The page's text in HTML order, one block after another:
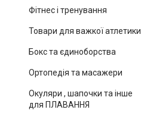
Фітнес і тренування
Товари для важкої атлетики
Бокс та єдиноборства
Ортопедія та масажери
Окуляри , шапочки та інше
для ПЛАВАННЯ